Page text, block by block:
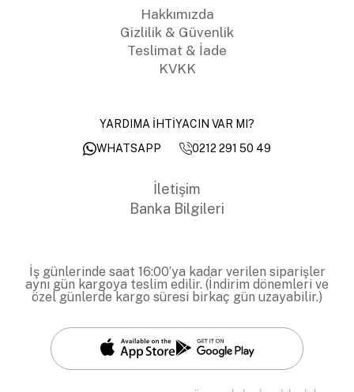
Hakkımızda
Gizlilik & Güvenlik
Teslimat & İade
KVKK
YARDIMA İHTİYACIN VAR MI?
WHATSAPP
0212 291 50 49
İletişim
Banka Bilgileri
İş günlerinde saat 16:00’ya kadar verilen siparişler
aynı gün kargoya teslim edilir. (İndirim dönemleri ve
özel günlerde kargo süresi birkaç gün uzayabilir.)